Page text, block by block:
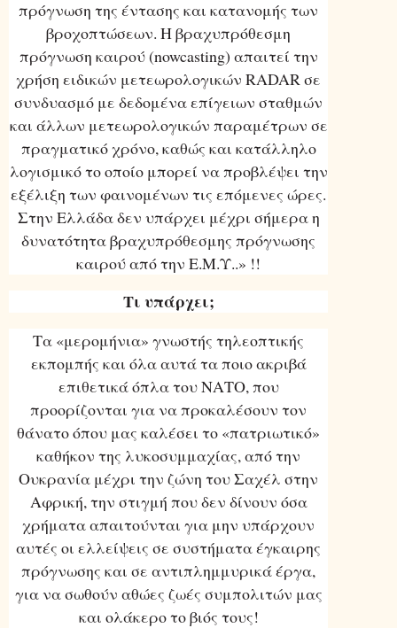
πρόγνωση της έντασης και κατανομής των
βροχοπτώσεων. Η βραχυπρόθεσμη
πρόγνωση καιρού (nowcasting) απαιτεί την
χρήση ειδικών μετεωρολογικών RADAR σε
συνδυασμό με δεδομένα επίγειων σταθμών
και άλλων μετεωρολογικών παραμέτρων σε
πραγματικό χρόνο, καθώς και κατάλληλο
λογισμικό το οποίο μπορεί να προβλέψει την
εξέλιξη των φαινομένων τις επόμενες ώρες.
Στην Ελλάδα δεν υπάρχει μέχρι σήμερα η
δυνατότητα βραχυπρόθεσμης πρόγνωσης
καιρού από την Ε.Μ.Υ..» !!
Τι υπάρχει;
Τα «μερομήνια» γνωστής τηλεοπτικής
εκπομπής και όλα αυτά τα ποιο ακριβά
επιθετικά όπλα του ΝΑΤΟ, που
προορίζονται για να προκαλέσουν τον
θάνατο όπου μας καλέσει το «πατριωτικό»
καθήκον της λυκοσυμμαχίας, από την
Ουκρανία μέχρι την ζώνη του Σαχέλ στην
Αφρική, την στιγμή που δεν δίνουν όσα
χρήματα απαιτούνται για μην υπάρχουν
αυτές οι ελλείψεις σε συστήματα έγκαιρης
πρόγνωσης και σε αντιπλημμυρικά έργα,
για να σωθούν αθώες ζωές συμπολιτών μας
και ολάκερο το βιός τους!